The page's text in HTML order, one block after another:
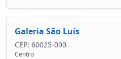
Galeria São Luís
CEP: 60025-090
Centro